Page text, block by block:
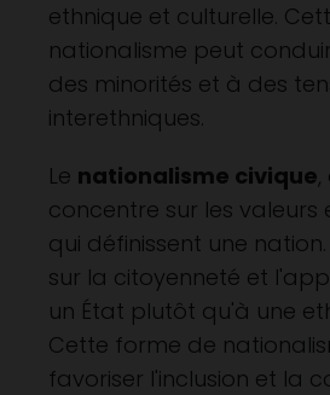
ethnique et culturelle.
nationalisme peut
des minorités et à des
interethniques.
Le nationalisme civique
concentre sur les valeurs
qui définissent une
sur la citoyenneté et
un État plutôt qu'à une
Cette forme de
favoriser l'inclusion et la